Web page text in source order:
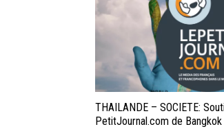
THAILANDE – SOCIETE:
PetitJournal.com de